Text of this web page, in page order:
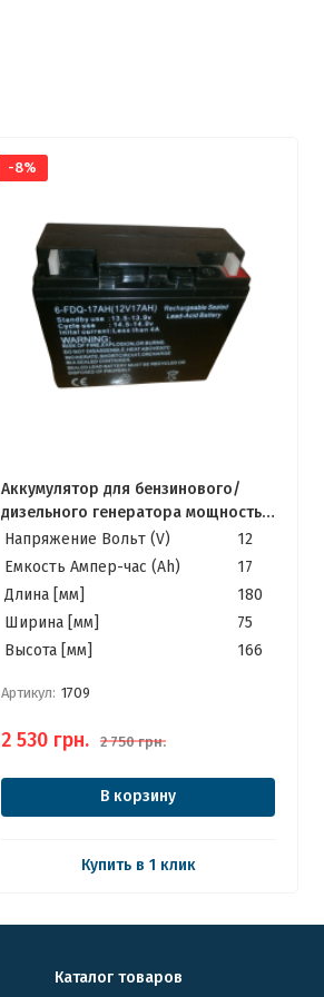
-8%
Aккумулятор для бензинового/
дизельного генератора мощностью
5-8кВт 6-FDQ-17AH 12v 17Ah
Напряжение Вольт (V)
12
Емкость Ампер-час (Ah)
17
Длина [мм]
180
Ширина [мм]
75
Высота [мм]
166
Артикул: 1709
2 530 грн. 2 750 грн.
В корзину
Купить в 1 клик
Каталог товаров